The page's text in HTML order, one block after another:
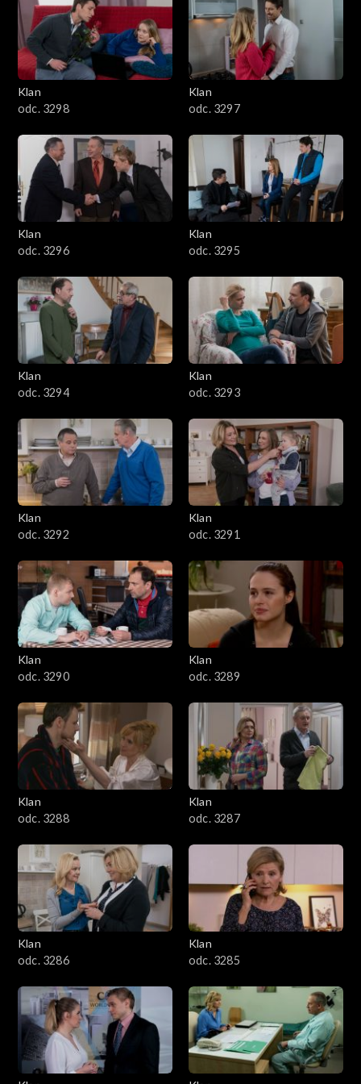
4201–4300
4101–4200
3901–4000
3801–3900
3701–3800
3601–3700
3501–3600
3401–3500
3201–3300
3101–3200
3001–3100
2901–3000
2801–2900
2701–2800
2501–2600
2401–2500
2301–2400
2201–2300
2101–2200
2001–2100
1901–2000
1801–1900
1701–1800
Klan
odc. 3298
Klan
odc. 3297
Klan
odc. 3296
Klan
odc. 3295
Klan
odc. 3294
Klan
odc. 3293
Klan
odc. 3292
Klan
odc. 3291
Klan
odc. 3290
Klan
odc. 3289
Klan
odc. 3288
Klan
odc. 3287
Klan
odc. 3286
Klan
odc. 3285